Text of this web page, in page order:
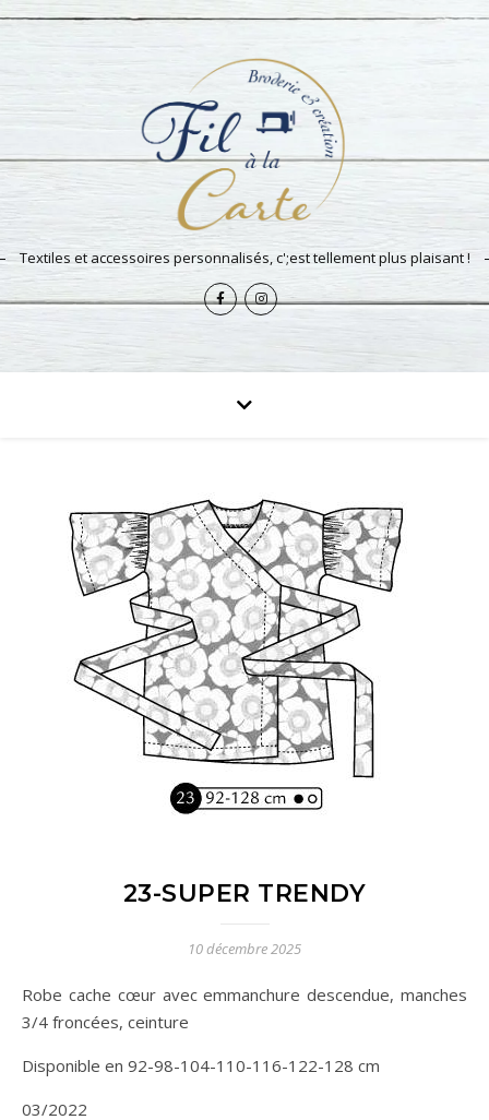
Textiles et accessoires personnalisés, c';est tellement plus plaisant !
23-SUPER TRENDY
10 décembre 2025
Robe cache cœur avec emmanchure descendue, manches
3/4 froncées, ceinture
Disponible en 92-98-104-110-116-122-128 cm
03/2022